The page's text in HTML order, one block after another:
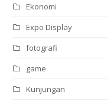
Ekonomi
Expo Display
fotografi
game
Kunjungan